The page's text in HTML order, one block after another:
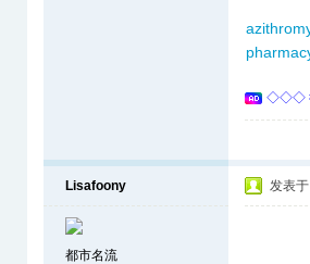
◇◇◇
Lisafoony
都市名流
发表